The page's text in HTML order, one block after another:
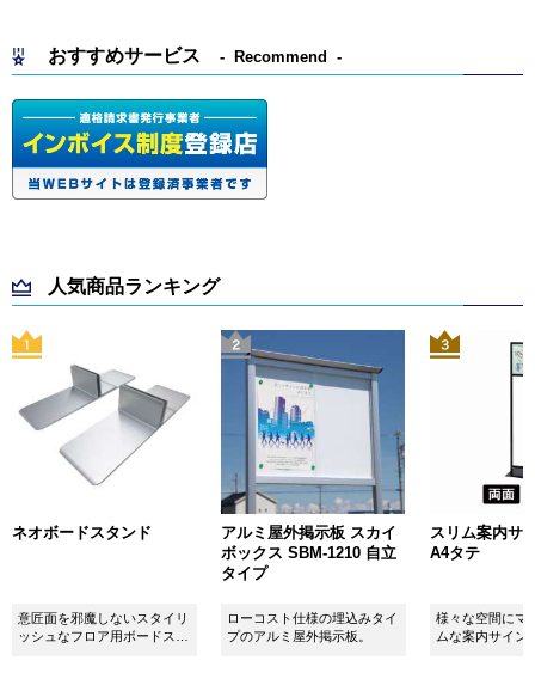
おすすめサービス Recommend
人気商品ランキング
ネオボードスタンド
意匠面を邪魔しないスタイリ
ッシュなフロア用ボードスタ
アルミ屋外掲示板 スカイ
ボックス SBM-1210 自立
タイプ
ローコスト仕様の埋込みタイ
プのアルミ屋外掲示板。
スリム案内サ
A4タテ
様々な空間にマ
ムな案内サイン